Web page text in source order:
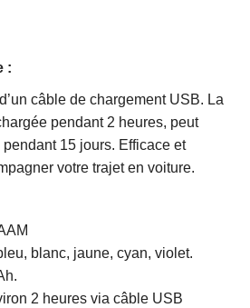
:
câble de chargement USB. La
pendant 2 heures, peut
15 jours. Efficace et
votre trajet en voiture.
blanc, jaune, cyan, violet.
2 heures via câble USB